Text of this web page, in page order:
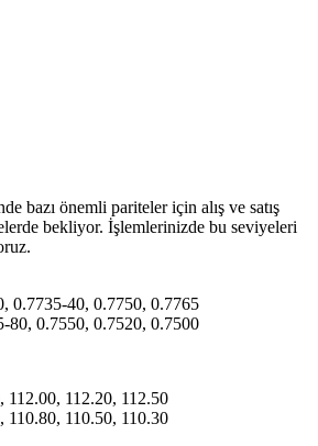
bazı önemli pariteler için alış ve satış
bekliyor. İşlemlerinizde bu seviyeleri
0.7735-40, 0.7750, 0.7765
80, 0.7550, 0.7520, 0.7500
112.00, 112.20, 112.50
110.80, 110.50, 110.30